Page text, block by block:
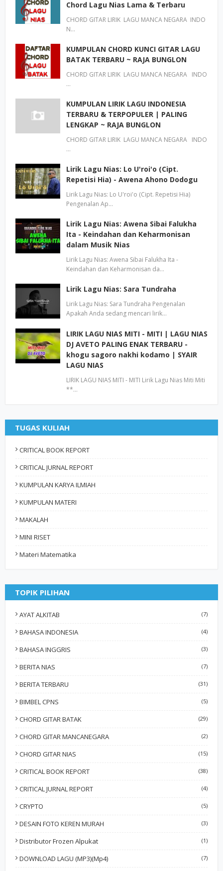
Chord Lagu Nias Lama & Terbaru
CHORD GITAR LIRIK LAGU MANCA NEGARA INDO
N…
KUMPULAN CHORD KUNCI GITAR LAGU
BATAK TERBARU ~ RAJA BUNGLON
CHORD GITAR LIRIK LAGU MANCA NEGARA INDO
…
KUMPULAN LIRIK LAGU INDONESIA
TERBARU & TERPOPULER | PALING
LENGKAP ~ RAJA BUNGLON
CHORD GITAR LIRIK LAGU MANCA NEGARA INDO
…
Lirik Lagu Nias: Lo U'roi'o (Cipt.
Repetisi Hia) - Awena Ahono Dodogu
Lirik Lagu Nias: Lo U'roi'o (Cipt. Repetisi Hia)
Pengenalan Ap…
Lirik Lagu Nias: Awena Sibai Falukha
Ita - Keindahan dan Keharmonisan
dalam Musik Nias
Lirik Lagu Nias: Awena Sibai Falukha Ita -
Keindahan dan Keharmonisan da…
Lirik Lagu Nias: Sara Tundraha
Lirik Lagu Nias: Sara Tundraha Pengenalan
Apakah Anda sedang mencari lirik…
LIRIK LAGU NIAS MITI - MITI | LAGU NIAS
DJ AVETO PALING ENAK TERBARU -
khogu sagoro nakhi kodamo | SYAIR
LAGU NIAS
LIRIK LAGU NIAS MITI - MITI Lirik Lagu Nias Miti Miti
**…
TUGAS KULIAH
CRITICAL BOOK REPORT
CRITICAL JURNAL REPORT
KUMPULAN KARYA ILMIAH
KUMPULAN MATERI
MAKALAH
MINI RISET
Materi Matematika
TOPIK PILIHAN
AYAT ALKITAB (7)
BAHASA INDONESIA (4)
BAHASA INGGRIS (3)
BERITA NIAS (7)
BERITA TERBARU (31)
BIMBEL CPNS (5)
CHORD GITAR BATAK (29)
CHORD GITAR MANCANEGARA (2)
CHORD GITAR NIAS (15)
CRITICAL BOOK REPORT (38)
CRITICAL JURNAL REPORT (4)
CRYPTO (5)
DESAIN FOTO KEREN MURAH (3)
Distributor Frozen Alpukat (1)
DOWNLOAD LAGU (MP3)(Mp4) (7)